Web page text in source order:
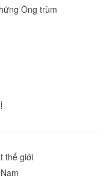
Ông trùm
thế giới